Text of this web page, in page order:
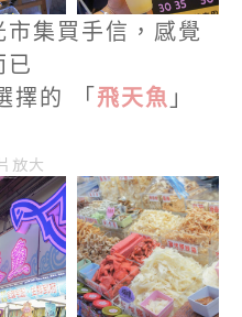
集買手信，感覺
已
擇的 「飛天魚 」
放大